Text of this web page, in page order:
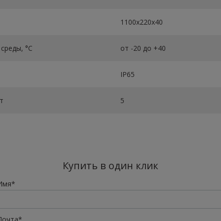
1100х220х40
°C от -20 до +40
IP65
5
Купить в один клик